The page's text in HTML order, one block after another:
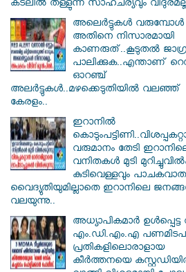
കടലില്‍ തള്ളുന്ന സാഹചര്യവും
അലെർട്ടുകൾ വരുമ്പോൾ
അതിനെ നിസാരമായി
കാണരുത്..കൂടുതൽ
പാലിക്കുക..എന്താണ്
ഓറഞ്ച്
അലർട്ടുകൾ..മഴക്കെടുതിയിൽ വലഞ്ഞ്
കേരളം..
ഇറാനില്‍
വരുമാനം തേടി
വനിതകള്‍ മുടി
കുടിവെള്ളവും
വൈദ്യുതിയുമില്ലാതെ ഇറാനിലെ
വലയുന്നു..
അധ്യാപികമാര്‍
എം.ഡി.എം.എ
പ്രതികളിലൊരാളായ
കീര്‍ത്തനയെ